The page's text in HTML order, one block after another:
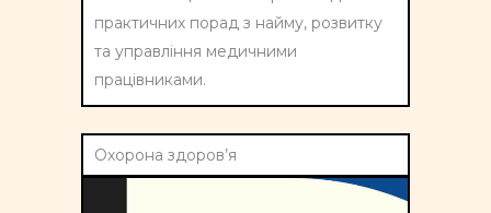
практичних порад з найму, розвитку
та управління медичними
працівниками.
Охорона здоров’я